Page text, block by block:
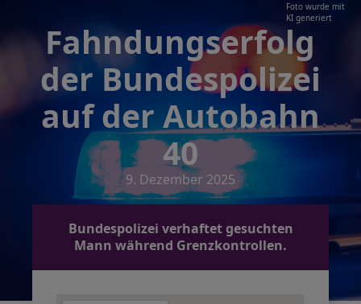
Foto wurde mit
KI generiert
Fahndungserfolg
der Bundespolizei
auf der Autobahn
40
9. Dezember 2025
Bundespolizei verhaftet gesuchten
Mann während Grenzkontrollen.